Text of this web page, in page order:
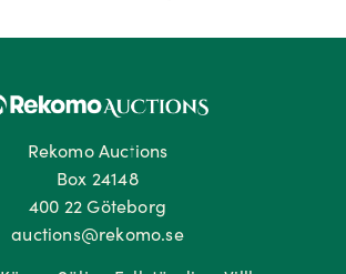
Rekomo Auctions
Box 24148
400 22 Göteborg
auctions@rekomo.se